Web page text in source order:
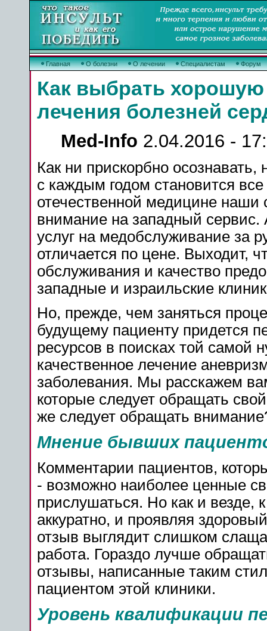
Главная О болезни О лечении Специалистам Форум
Как выбрать
лечения болезней
Med-Info 2.04.2016 -
Как ни прискорбно
с каждым годом становится
отечественной медицине наши
внимание на западный сервис.
услуг на медобслуживание за
отличается по цене. Выходит,
обслуживания и качество
западные и израильские
Но, прежде, чем заняться
будущему пациенту придется
ресурсов в поисках той самой
качественное лечение
заболевания. Мы расскажем
которые следует обращать
же следует обращать
Мнение бывших
Комментарии пациентов,
- возможно наиболее ценные
прислушаться. Но как и везде,
аккуратно, и проявляя
отзыв выглядит слишком
работа. Гораздо лучше
отзывы, написанные таким
пациентом этой клиники.
Уровень квалификации